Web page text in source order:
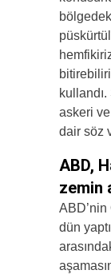
askeri
dair söz
ABD,
zemin
dün